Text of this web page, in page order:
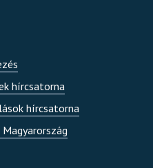
hírcsatorna
hírcsatorna
Magyarország